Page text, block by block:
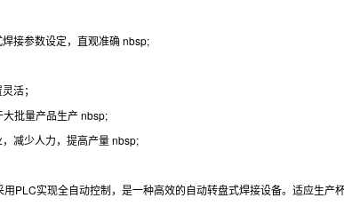
接参数设定，直观准确 nbsp;
活；
批量产品生产 nbsp;
减少人力，提高产量 nbsp;
PLC实现全自动控制，是一种高效的自动转盘式焊接设备。适应生产